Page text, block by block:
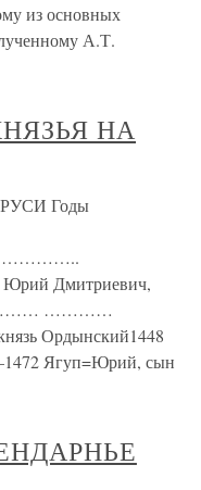
из основных
А.Т.
НА
Годы
Юрий Дмитриевич,
…………
Ордынский1448
Ягуп=Юрий, сын